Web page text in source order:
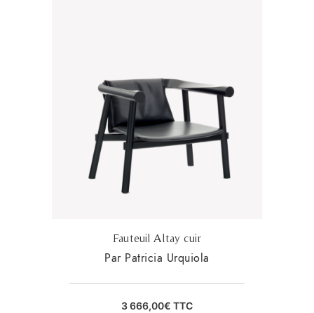
Fauteuil Altay cuir
Par Patricia Urquiola
3 666,00€ TTC